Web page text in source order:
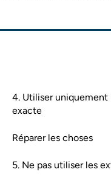
4. Utiliser uniquement
exacte
Réparer les choses
5. Ne pas utiliser les